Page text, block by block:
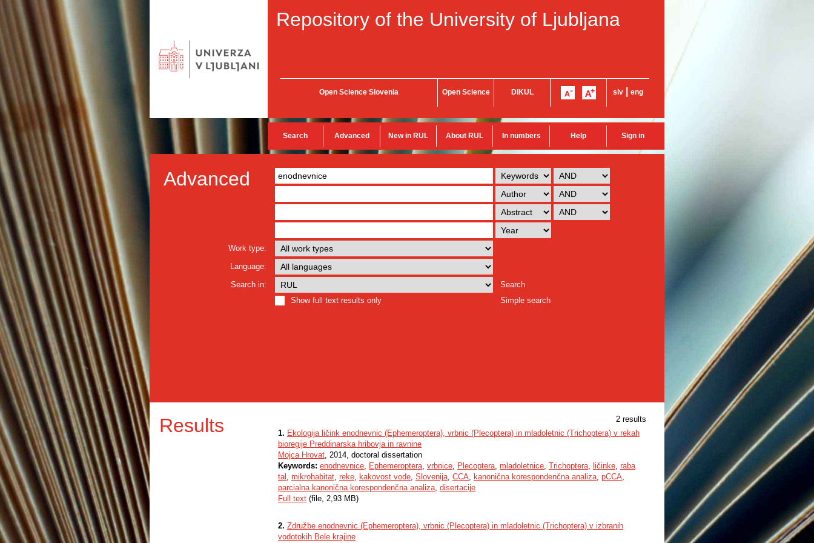
Repository of the University of Ljubljana
Open Science Slovenia Open Science DiKUL slv eng
Search Advanced New in RUL About RUL In numbers Help Sign in
Advanced
Work type:
Language:
Search in:
Search
Show full text results only
Simple search
Results
2 results
1. Ekologija ličink enodnevnic (Ephemeroptera), vrbnic (Plecoptera) in mladoletnic (Trichoptera) v rekah
bioregije Preddinarska hribovja in ravnine
Mojca Hrovat, 2014, doctoral dissertation
Keywords: enodnevnice, Ephemeroptera, vrbnice, Plecoptera, mladoletnice, Trichoptera, ličinke, raba
tal , mikrohabitat, reke, kakovost vode, Slovenija, CCA, kanonična korespondenčna analiza, pCCA,
parcialna kanonična korespondenčna analiza, disertacije
Full text (file, 2,93 MB)
2. Združbe enodnevnic (Ephemeroptera), vrbnic (Plecoptera) in mladoletnic (Trichoptera) v izbranih
vodotokih Bele krajine